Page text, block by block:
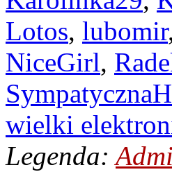
Lotos, lubomir
NiceGirl,
wielki
Legenda: